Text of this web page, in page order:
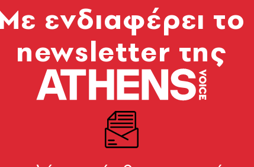
συχνές και πιο
και της Παγκόσμιας Τράπεζας για την
Mε ενδιαφέρει το
newsletter της